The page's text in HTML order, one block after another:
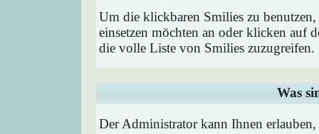
Um die klickbaren Smilies zu
einsetzen möchten an oder klicken auf
die volle Liste von Smilies zuzugreifen.
Was
Der Administrator kann Ihnen